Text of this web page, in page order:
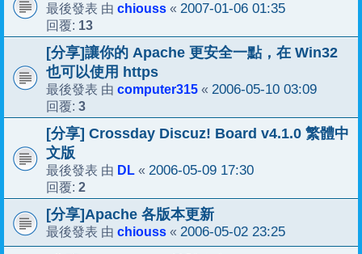
最後發表 由 chiouss « 2007-01-06 01:35
回覆: 13
[分享]讓你的 Apache 更安全一點，在 Win32
也可以使用 https
最後發表 由 computer315 « 2006-05-10 03:09
回覆: 3
[分享] Crossday Discuz! Board v4.1.0 繁體中
文版
最後發表 由 DL « 2006-05-09 17:30
回覆: 2
[分享]Apache 各版本更新
最後發表 由 chiouss « 2006-05-02 23:25